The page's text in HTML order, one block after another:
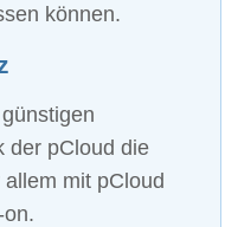
können.
der pCloud die
mit pCloud